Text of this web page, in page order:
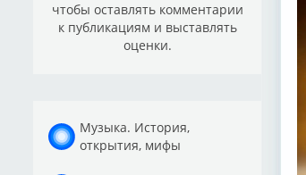
чтобы оставлять комментарии
к публикациям и выставлять
оценки.
Музыка. История,
открытия, мифы